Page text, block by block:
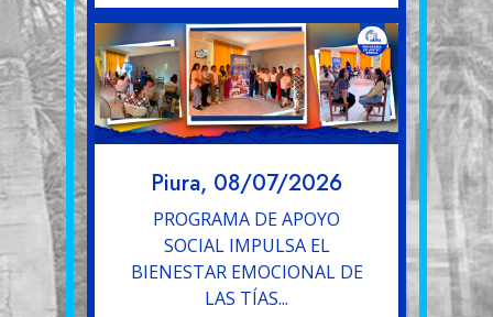
Piura, 08/07/2026
PROGRAMA DE APOYO
SOCIAL IMPULSA EL
BIENESTAR EMOCIONAL DE
LAS TÍAS...